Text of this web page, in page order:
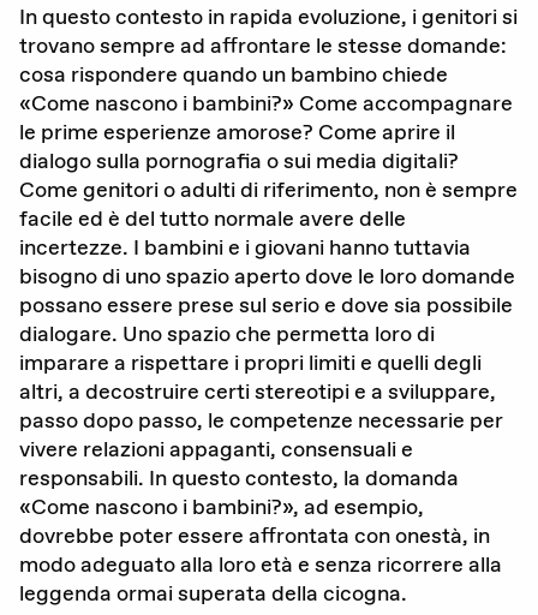
Consulenza
Emergenze
La nostra organizzazione
I nostri obiettivi
Membri
Partner
Rapporto annuale
Sostenerci
In questo contesto in rapida evoluzione, i genitori si
trovano sempre ad affrontare le stesse domande:
cosa rispondere quando un bambino chiede
«Come nascono i bambini?» Come accompagnare
le prime esperienze amorose? Come aprire il
dialogo sulla pornografia o sui media digitali?
Come genitori o adulti di riferimento, non è sempre
facile ed è del tutto normale avere delle
incertezze. I bambini e i giovani hanno tuttavia
bisogno di uno spazio aperto dove le loro domande
possano essere prese sul serio e dove sia possibile
dialogare. Uno spazio che permetta loro di
imparare a rispettare i propri limiti e quelli degli
altri, a decostruire certi stereotipi e a sviluppare,
passo dopo passo, le competenze necessarie per
vivere relazioni appaganti, consensuali e
responsabili. In questo contesto, la domanda
«Come nascono i bambini?», ad esempio,
dovrebbe poter essere affrontata con onestà, in
modo adeguato alla loro età e senza ricorrere alla
leggenda ormai superata della cicogna.